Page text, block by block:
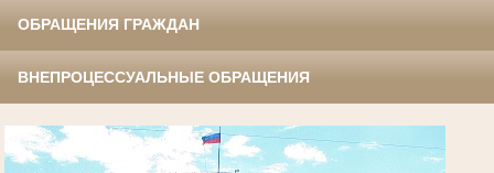
ОБРАЩЕНИЯ ГРАЖДАН
ВНЕПРОЦЕССУАЛЬНЫЕ ОБРАЩЕНИЯ